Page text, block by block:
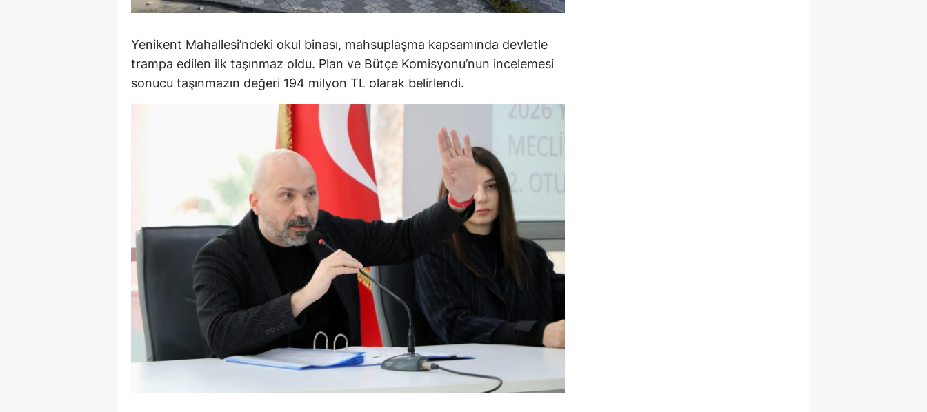
Şırnak
Bartın
Iğdır
Yalova
Karabük
Kilis
Osmaniye
Düzce
Yenikent Mahallesi’ndeki okul binası, mahsuplaşma kapsamında devletle
trampa edilen ilk taşınmaz oldu. Plan ve Bütçe Komisyonu’nun incelemesi
sonucu taşınmazın değeri 194 milyon TL olarak belirlendi.